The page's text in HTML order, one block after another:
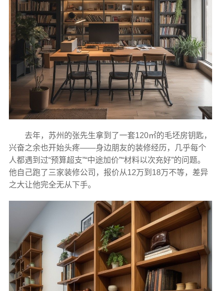
去年，苏州的张先生拿到了一套120㎡的毛坯房钥匙，
兴奋之余也开始头疼——身边朋友的装修经历，几乎每个
人都遇到过“预算超支”“中途加价”“材料以次充好”的问题。
他自己跑了三家装修公司，报价从12万到18万不等，差异
之大让他完全无从下手。